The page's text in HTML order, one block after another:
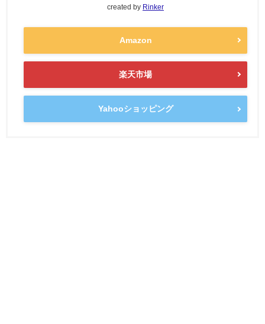
created by Rinker
Amazon
楽天市場
Yahooショッピング